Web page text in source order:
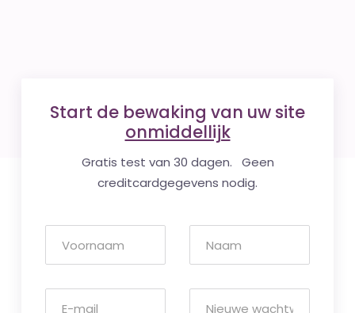
Start de bewaking van uw site
onmiddellijk
Gratis test van 30 dagen. Geen
creditcardgegevens nodig.